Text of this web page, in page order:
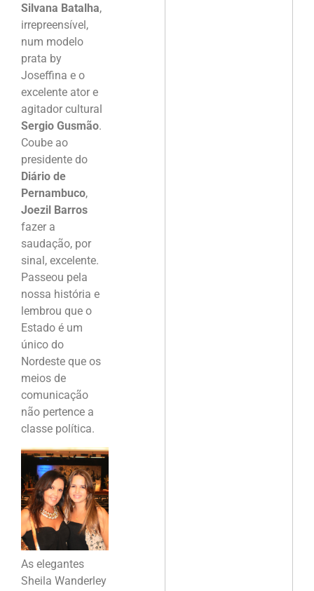
Silvana Batalha,
irrepreensível,
num modelo
prata by
Joseffina e o
excelente ator e
agitador cultural
Sergio Gusmão.
Coube ao
presidente do
Diário de
Pernambuco,
Joezil Barros
fazer a
saudação, por
sinal, excelente.
Passeou pela
nossa história e
lembrou que o
Estado é um
único do
Nordeste que os
meios de
comunicação
não pertence a
classe política.
As elegantes
Sheila Wanderley